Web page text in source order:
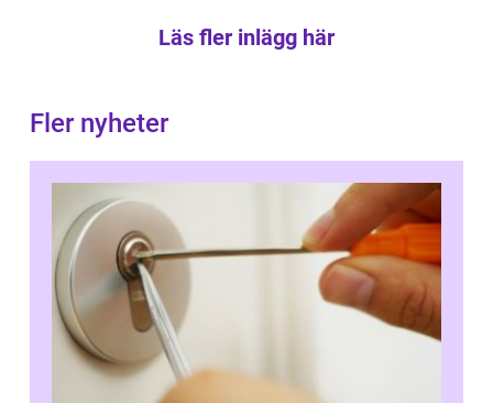
Läs fler inlägg här
Fler nyheter